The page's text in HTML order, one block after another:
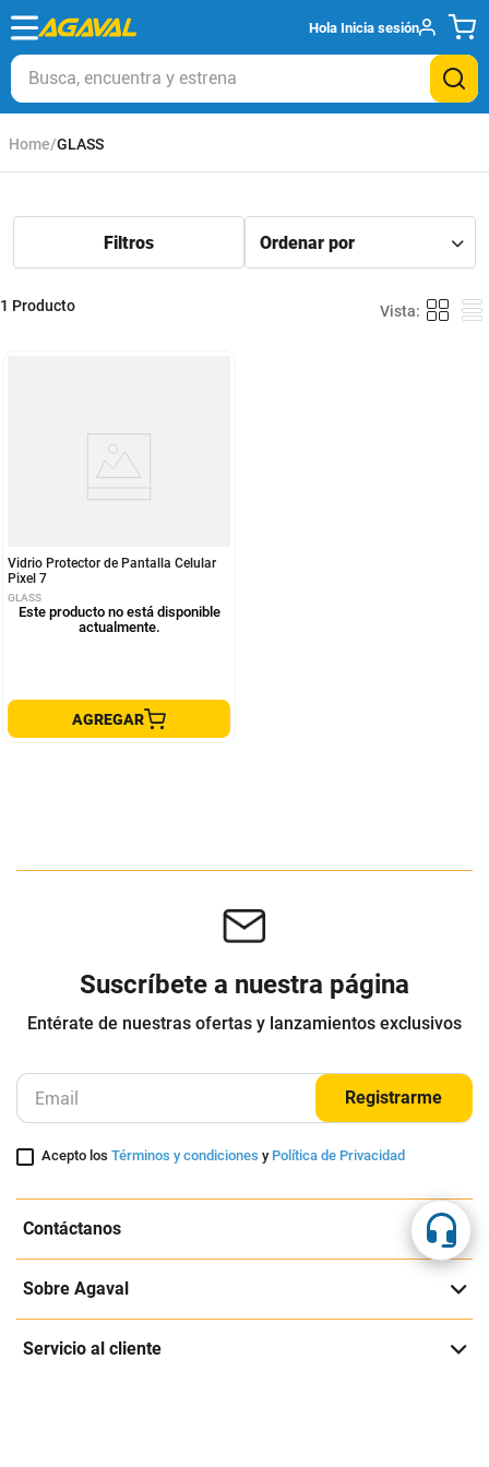
Hola Inicia sesión
Busca, encuentra y estrena
GLASS
1 Producto
Vidrio Protector de Pantalla Celular
Pixel 7
GLASS
Este producto no está disponible
actualmente.
AGREGAR
Suscríbete a nuestra página
Entérate de nuestras ofertas y lanzamientos exclusivos
Registrarme
Acepto losTérminos y condiciones y Política de Privacidad
Contáctanos
Sobre Agaval
Servicio al cliente